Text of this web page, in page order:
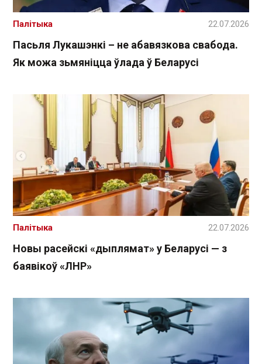
Пасьля Лукашэнкі – не абавязкова свабода.
Як можа зьмяніцца ўлада ў Беларусі
Палітыка 22.07.2026
Новы расейскі «дыплямат» у Беларусі — з
баявікоў «ЛНР»
Палітыка 22.07.2026